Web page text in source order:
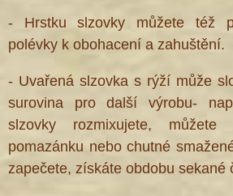
- Hrstku slzovky můžete též
polévky k obohacení a zahuštění.
- Uvařená slzovka s rýží může
surovina pro další výrobu-
slzovky rozmixujete,
pomazánku nebo chutné
zapečete, získáte obdobu sekané